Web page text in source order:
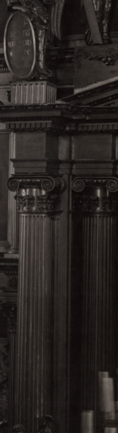
Свято-Троицкий
собор
в большей мере, чем
разрушений, в
всего по старому
силу в конце 20
губернии -
Архангельска,
в зрительную и
на Севере. Вплоть
городских строений
картине
воплотил в
вполне
построек
стиля, с
резных,